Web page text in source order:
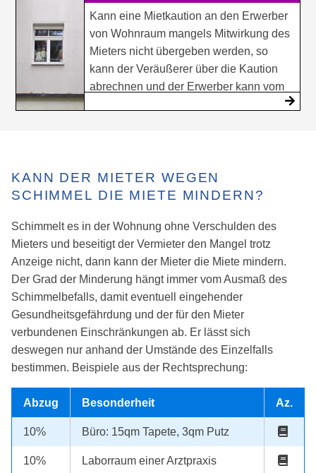
Neuzahlung der Mietkaution
Kann eine Mietkaution an den Erwerber
von Wohnraum mangels Mitwirkung des
Mieters nicht übergeben werden, so
kann der Veräußerer über die Kaution
abrechnen und der Erwerber kann vom
Mieter die erneute Leistung der Kaution
KANN DER MIETER WEGEN
SCHIMMEL DIE MIETE MINDERN?
Schimmelt es in der Wohnung ohne Verschulden des
Mieters und beseitigt der Vermieter den Mangel trotz
Anzeige nicht, dann kann der Mieter die Miete mindern.
Der Grad der Minderung hängt immer vom Ausmaß des
Schimmelbefalls, damit eventuell eingehender
Gesundheitsgefährdung und der für den Mieter
verbundenen Einschränkungen ab. Er lässt sich
deswegen nur anhand der Umstände des Einzelfalls
bestimmen. Beispiele aus der Rechtsprechung:
Abzug Besonderheit Az.
10% Büro: 15qm Tapete, 3qm Putz
10% Laborraum einer Arztpraxis